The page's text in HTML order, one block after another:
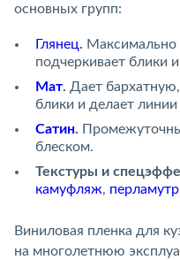
основных групп:
Глянец. Максимально
подчеркивает блики
Мат. Дает бархатную,
блики и делает
Сатин.
блеском.
Текстуры и
камуфляж, перламутр
Виниловая пленка для
на многолетнюю